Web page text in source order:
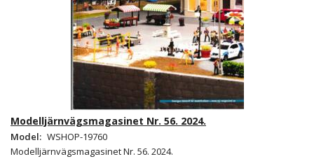
Modelljärnvägsmagasinet Nr. 56. 2024.
Model: WSHOP-19760
Modelljärnvägsmagasinet Nr. 56. 2024.